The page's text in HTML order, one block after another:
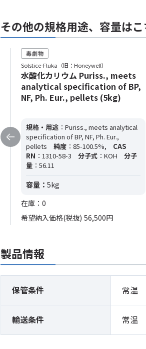
その他の規格用途、容量はこ
Solstice-Fluka（旧：Honeywell）
水酸化カリウム Puriss., meets
analytical specification of BP,
NF, Ph. Eur., pellets (5kg)
規格・用途 ：Puriss., meets analytical
specification of BP, NF, Ph. Eur.,
pellets
純度 ：85-100.5%,
CAS
RN ：1310-58-3 分子式 ：KOH
分子
量 ：56.11
容量： 5kg
在庫：0
希望納入価格(税抜) 56,500円
製品情報
保管条件 常温
輸送条件 常温